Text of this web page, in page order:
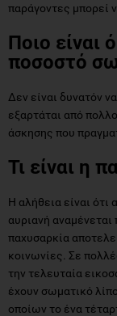
παράγοντες μπορεί
Ποιο είναι
ποσοστό
Δεν είναι δυνατόν
εξαρτάται από
άσκησης που
Τι είναι η
Η αλήθεια είναι ότι
αυριανή αναμένεται
παχυσαρκία
κοινωνίες. Σε
την τελευταία
έχουν σωματικό
οποίων το ένα